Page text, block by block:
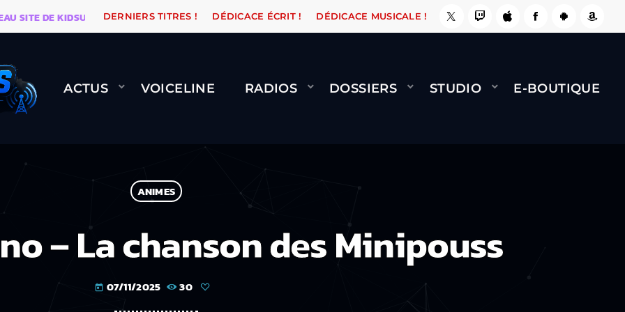
DE KIDSUNE WARÉTRO ORANGE ROAD QUI PASSE, ÇA LE FAIT ! NAMI BERNARD MINET -
DERNIERS TITRES ! DÉDICACE ÉCRIT ! DÉDICACE MUSICALE !
ACTUS VOICELINE RADIOS DOSSIERS STUDIO E-BOUTIQUE
ANIMES
– La chanson des Minipouss
today 07/11/2025 30